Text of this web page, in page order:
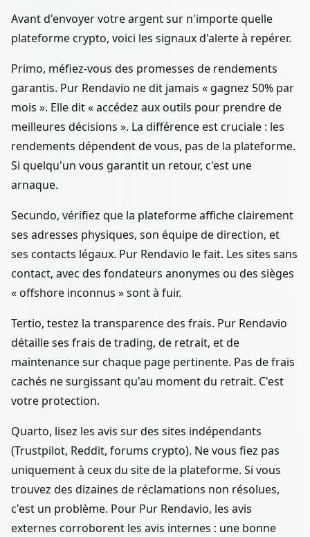
Avant d'envoyer votre argent sur n'importe quelle
plateforme crypto, voici les signaux d'alerte à repérer.
Primo, méfiez-vous des promesses de rendements
garantis. Pur Rendavio ne dit jamais « gagnez 50% par
mois ». Elle dit « accédez aux outils pour prendre de
meilleures décisions ». La différence est cruciale : les
rendements dépendent de vous, pas de la plateforme.
Si quelqu'un vous garantit un retour, c'est une
arnaque.
Secundo, vérifiez que la plateforme affiche clairement
ses adresses physiques, son équipe de direction, et
ses contacts légaux. Pur Rendavio le fait. Les sites sans
contact, avec des fondateurs anonymes ou des sièges
« offshore inconnus » sont à fuir.
Tertio, testez la transparence des frais. Pur Rendavio
détaille ses frais de trading, de retrait, et de
maintenance sur chaque page pertinente. Pas de frais
cachés ne surgissant qu'au moment du retrait. C'est
votre protection.
Quarto, lisez les avis sur des sites indépendants
(Trustpilot, Reddit, forums crypto). Ne vous fiez pas
uniquement à ceux du site de la plateforme. Si vous
trouvez des dizaines de réclamations non résolues,
c'est un problème. Pour Pur Rendavio, les avis
externes corroborent les avis internes : une bonne